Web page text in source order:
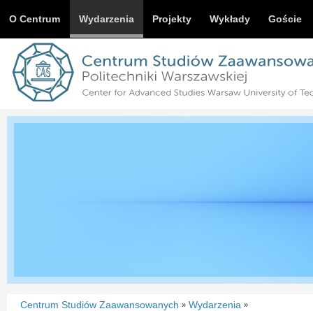
O Centrum Wydarzenia Projekty Wykłady Goście
Centrum Studiów Zaawansowanych » Wydarzenia »